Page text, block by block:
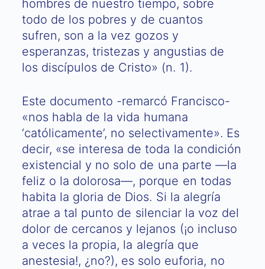
hombres de nuestro tiempo, sobre
todo de los pobres y de cuantos
sufren, son a la vez gozos y
esperanzas, tristezas y angustias de
los discípulos de Cristo» (n. 1).
Este documento -remarcó Francisco-
«nos habla de la vida humana
‘católicamente’, no selectivamente». Es
decir, «se interesa de toda la condición
existencial y no solo de una parte —la
feliz o la dolorosa—, porque en todas
habita la gloria de Dios. Si la alegría
atrae a tal punto de silenciar la voz del
dolor de cercanos y lejanos (¡o incluso
a veces la propia, la alegría que
anestesia!, ¿no?), es solo euforia, no